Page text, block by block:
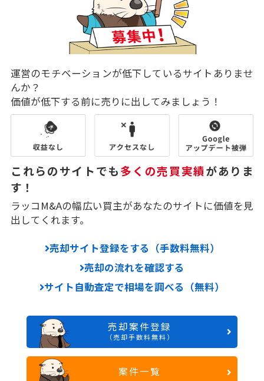
運営のモチベーションが低下しているサイトありませ
んか？
価値が低下する前に売りに出してみましょう！
これらのサイトでも多くの売買実績がありま
す！
ラッコM&Aの幅広い買主があなたのサイトに価値を見
出してくれます。
売却サイト登録をする（手数料無料）
売却の流れを確認する
サイト自動査定で相場を調べる（無料）
売却案件登録
（売却手数料無料）
案件一覧